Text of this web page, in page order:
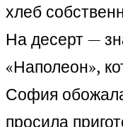
хлеб
На десерт —
«Наполеон»,
София
просила